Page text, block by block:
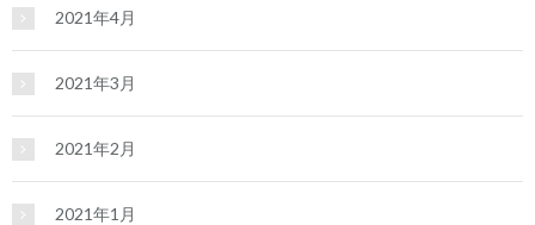
2021年4月
2021年3月
2021年2月
2021年1月